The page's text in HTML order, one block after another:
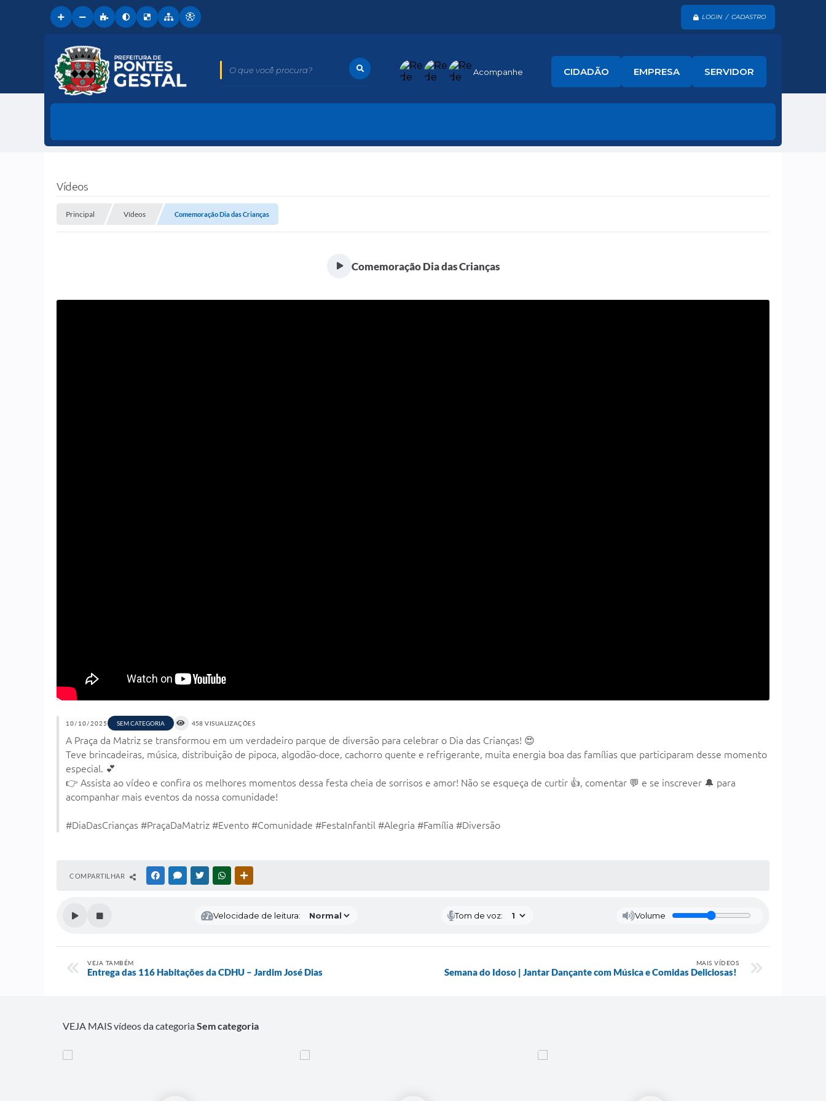
LOGIN / CADASTRO
O que você procura? Acompanhe CIDADÃO EMPRESA SERVIDOR
Vídeos
Principal Vídeos Comemoração Dia das Crianças
Comemoração Dia das Crianças
10/10/2025 SEM CATEGORIA 458 VISUALIZAÇÕES
A Praça da Matriz se transformou em um verdadeiro parque de diversão para celebrar o Dia das Crianças! 😍
Teve brincadeiras, música, distribuição de pipoca, algodão-doce, cachorro quente e refrigerante, muita energia boa das famílias que participaram desse momento
especial. 💕
👉 Assista ao vídeo e confira os melhores momentos dessa festa cheia de sorrisos e amor! Não se esqueça de curtir 👍, comentar 💬 e se inscrever 🔔 para
acompanhar mais eventos da nossa comunidade!
#DiaDasCrianças #PraçaDaMatriz #Evento #Comunidade #FestaInfantil #Alegria #Família #Diversão
COMPARTILHAR FACEBOOKMESSENGER
TWITTERWHATSAPP
Velocidade de leitura: Tom de voz: Volume
VEJA TAMBÉM
Entrega das 116 Habitações da CDHU – Jardim José Dias
MAIS VÍDEOS
Semana do Idoso | Jantar Dançante com Música e Comidas Deliciosas! ️
VEJA MAIS vídeos da categoriaSem categoria